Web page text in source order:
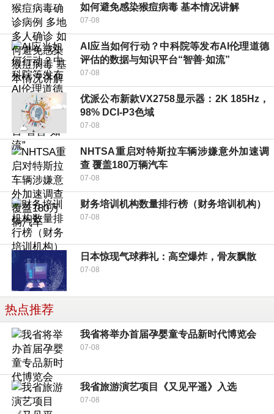
如何避免感染猴痘病毒 基本情况讲解
07-08
AI应当如何行动？中科院等发布AI伦理道德
评估的数据与知识平台“智善·如流”
07-08
优派公布新款VX2758显示器：2K 185Hz，
98% DCI-P3色域
07-08
NHTSA重启对特斯拉车辆涉嫌意外加速调
查 覆盖180万辆汽车
07-08
财务培训机构数量排行榜（财务培训机构）
07-08
日本惊现气球葬礼：高空爆炸，骨灰飘散
07-08
热点推荐
我省将举办首届孕婴童专品新时代博览会
07-08
我省旅游演艺项目《又见平遥》入选
07-08